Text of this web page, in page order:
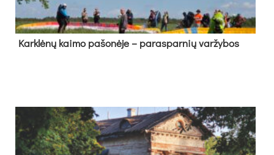
Kark­lė­nų kai­mo pa­šo­nė­je – pa­ras­par­nių var­žy­bos